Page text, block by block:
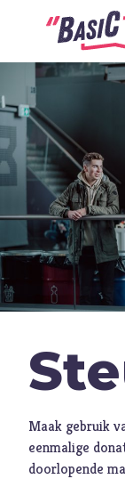
Over BasiC
Programma's
BasiC
BasiC
BasiC
Muziek
Geloof
Maak gebruik
eenmalige
doorlopende